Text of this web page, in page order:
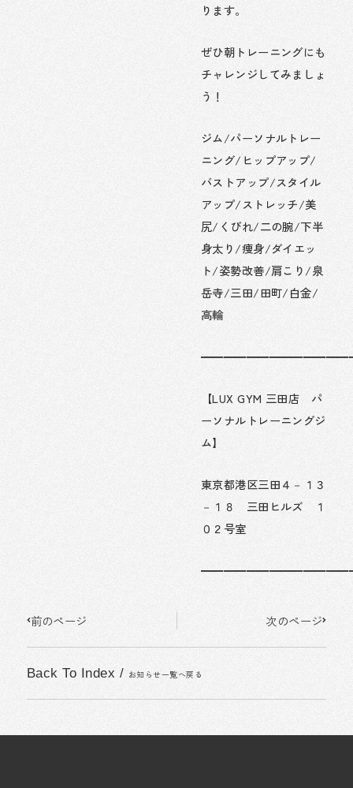
ります。
ぜひ朝トレーニングにも
チャレンジしてみましょ
う！
ジム/パーソナルトレー
ニング/ヒップアップ/
バストアップ/スタイル
アップ/ストレッチ/美
尻/くびれ/二の腕/下半
身太り/痩身/ダイエッ
ト/姿勢改善/肩こり/泉
岳寺/三田/田町/白金/
高輪
【LUX GYM 三田店 パ
ーソナルトレーニングジ
ム】
東京都港区三田４－１３
－１８ 三田ヒルズ １
０２号室
前のページ 次のページ
Back To Index / お知らせ一覧へ戻る